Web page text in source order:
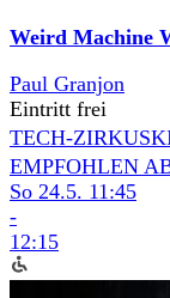
Weird Machine
Paul Granjon
Eintritt frei
TECH-ZIRKUS
EMPFOHLEN
So 24.5. 11:45
-
12:15